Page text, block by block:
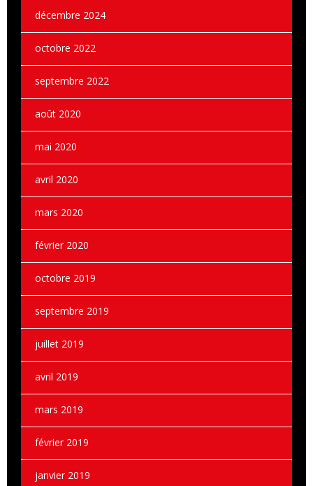
décembre 2024
octobre 2022
septembre 2022
août 2020
mai 2020
avril 2020
mars 2020
février 2020
octobre 2019
septembre 2019
juillet 2019
avril 2019
mars 2019
février 2019
janvier 2019